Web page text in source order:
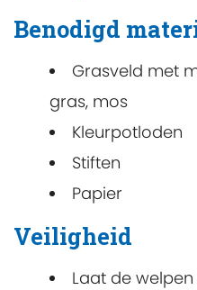
Benodigd
Grasveld met
gras, mos
Kleurpotloden
Stiften
Papier
Veiligheid
Laat de